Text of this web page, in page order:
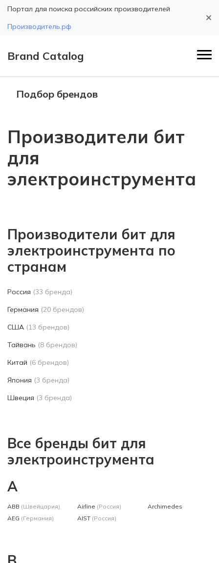
Портал для поиска российских производителей
Производитель.рф
Brand Catalog
Подбор брендов
Производители бит
для
электроинструмента
Производители бит для
электроинструмента по
странам
Россия (33 бренда)
Германия (20 брендов)
США (13 брендов)
Тайвань (8 брендов)
Китай (6 брендов)
Япония (3 бренда)
Швеция (3 бренда)
Все бренды бит для
электроинструмента
A
ABB (Швейцария)
AEG (Германия)
Airline (Россия)
AIST (Россия)
Archimedes